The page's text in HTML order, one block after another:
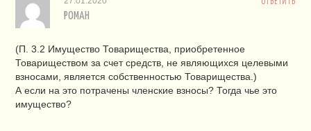
ОТВЕТИТЬ
РОМАН
(П. 3.2 Имущество Товарищества, приобретенное
Товариществом за счет средств, не являющихся целевыми
взносами, является собственностью Товарищества.)
А если на это потрачены членские взносы? Тогда чье это
имущество?